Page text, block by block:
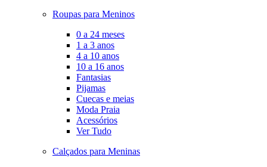
Roupas para Meninos
0 a 24 meses
1 a 3 anos
4 a 10 anos
10 a 16 anos
Fantasias
Pijamas
Cuecas e meias
Moda Praia
Acessórios
Ver Tudo
Calçados para Meninas